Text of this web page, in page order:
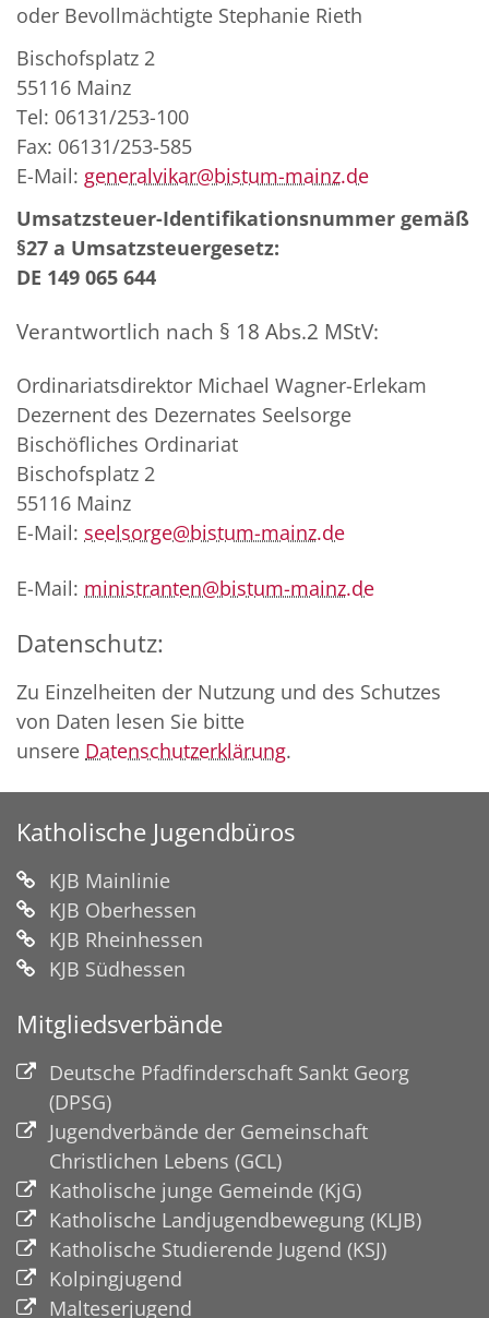
oder Bevollmächtigte Stephanie Rieth
Bischofsplatz 2
55116 Mainz
Tel: 06131/253-100
Fax: 06131/253-585
E-Mail: generalvikar@bistum-mainz.de
Umsatzsteuer-Identifikationsnummer gemäß
§27 a Umsatzsteuergesetz:
DE 149 065 644
Verantwortlich nach § 18 Abs.2 MStV:
Ordinariatsdirektor Michael Wagner-Erlekam
Dezernent des Dezernates Seelsorge
Bischöfliches Ordinariat
Bischofsplatz 2
55116 Mainz
E-Mail: seelsorge@bistum-mainz.de
E-Mail: ministranten@bistum-mainz.de
Datenschutz:
Zu Einzelheiten der Nutzung und des Schutzes
von Daten lesen Sie bitte
unsere Datenschutzerklärung.
Katholische Jugendbüros
KJB Mainlinie
KJB Oberhessen
KJB Rheinhessen
KJB Südhessen
Mitgliedsverbände
Deutsche Pfadfinderschaft Sankt Georg
(DPSG)
Jugendverbände der Gemeinschaft
Christlichen Lebens (GCL)
Katholische junge Gemeinde (KjG)
Katholische Landjugendbewegung (KLJB)
Katholische Studierende Jugend (KSJ)
Kolpingjugend
Malteserjugend